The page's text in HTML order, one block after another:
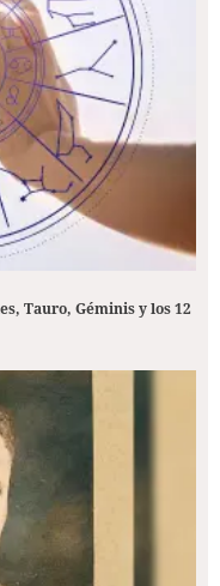
Tauro, Géminis y los 12